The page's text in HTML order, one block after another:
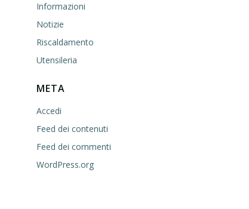
Informazioni
Notizie
Riscaldamento
Utensileria
META
Accedi
Feed dei contenuti
Feed dei commenti
WordPress.org